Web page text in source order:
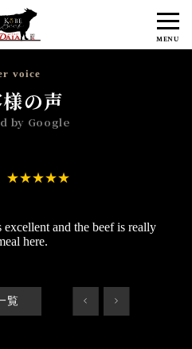
MENU
東店
ローカル
voice
の声
by Google
and the beef is really
here.
覧 < >